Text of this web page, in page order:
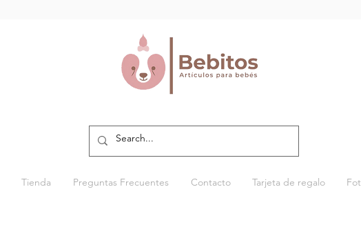
Tienda Preguntas Frecuentes Contacto Tarjeta de regalo